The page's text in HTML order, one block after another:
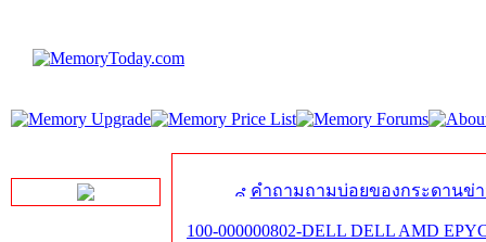
คำถามถามบ่อยของกระดานข่
100-000000802-DELL DELL AMD